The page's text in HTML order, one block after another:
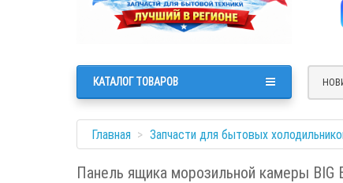
КАТАЛОГ ТОВАРОВ
Главная Запчасти для бытовых
Панель ящика морозильной камеры